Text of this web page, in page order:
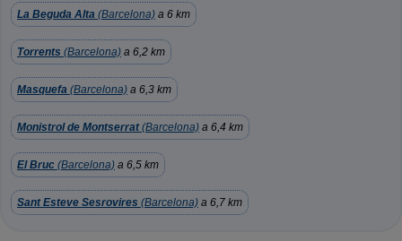
La Beguda Alta (Barcelona) a 6 km
Torrents (Barcelona) a 6,2 km
Masquefa (Barcelona) a 6,3 km
Monistrol de Montserrat(Barcelona) a 6,4 km
El Bruc (Barcelona) a 6,5 km
Sant Esteve Sesrovires (Barcelona) a 6,7 km